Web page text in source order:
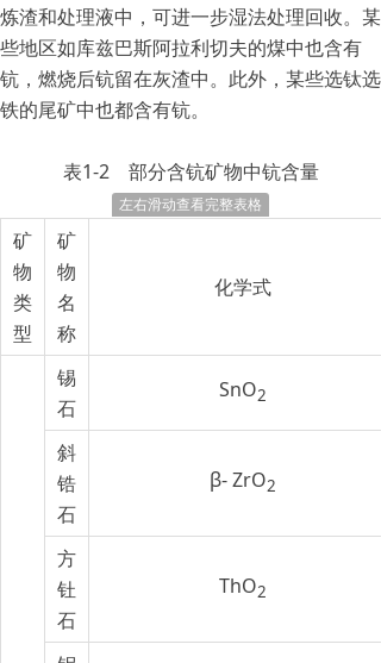
炼渣和处理液中，可进一步湿法处理回收。某
些地区如库兹巴斯阿拉利切夫的煤中也含有
钪，燃烧后钪留在灰渣中。此外，某些选钛选
铁的尾矿中也都含有钪。
表1-2 部分含钪矿物中钪含量
左右滑动查看完整表格
矿
物
类
型
矿
物
名
称
化学式
锡
石
SnO2
斜
锆
石
β- ZrO2
方
钍
石
ThO2